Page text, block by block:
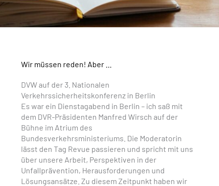
Wir müssen reden! Aber …
DVW auf der 3. Nationalen
Verkehrssicherheitskonferenz in Berlin
Es war ein Dienstagabend in Berlin – ich saß mit
dem DVR-Präsidenten Manfred Wirsch auf der
Bühne im Atrium des
Bundesverkehrsministeriums. Die Moderatorin
lässt den Tag Revue passieren und spricht mit uns
über unsere Arbeit, Perspektiven in der
Unfallprävention, Herausforderungen und
Lösungsansätze. Zu diesem Zeitpunkt haben wir